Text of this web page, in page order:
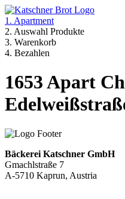
1. Apartment
2. Auswahl Produkte
3. Warenkorb
4. Bezahlen
1653 Apart
Bäckerei Katschner GmbH
Gmachlstraße 7
A-5710 Kaprun, Austria